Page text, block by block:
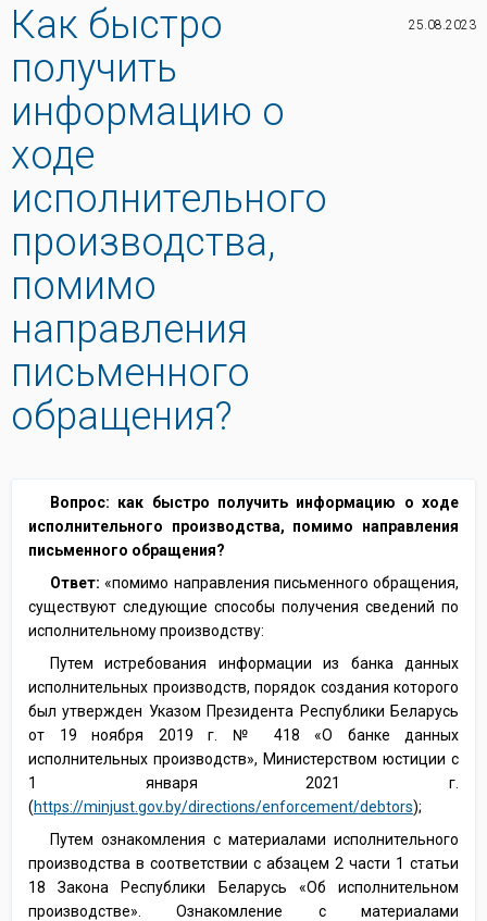
Как быстро
получить
информацию о
ходе
исполнительного
производства,
помимо
направления
письменного
обращения?
25.08.2023
Вопрос: как быстро получить информацию о ходе
исполнительного производства, помимо направления
письменного обращения?
Ответ: «помимо направления письменного обращения,
существуют следующие способы получения сведений по
исполнительному производству:
Путем истребования информации из банка данных
исполнительных производств, порядок создания которого
был утвержден Указом Президента Республики Беларусь
от 19 ноября 2019 г. № 418 «О банке данных
исполнительных производств», Министерством юстиции с
1 января 2021 г.
(https://minjust.gov.by/directions/enforcement/debtors);
Путем ознакомления с материалами исполнительного
производства в соответствии с абзацем 2 части 1 статьи
18 Закона Республики Беларусь «Об исполнительном
производстве». Ознакомление с материалами